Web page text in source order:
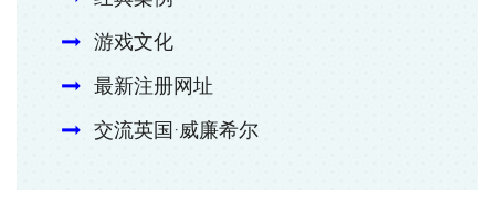
游戏文化
最新注册网址
交流英国·威廉希尔